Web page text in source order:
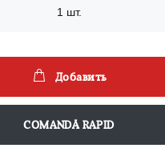
Добавить
COMANDĂ RAPID